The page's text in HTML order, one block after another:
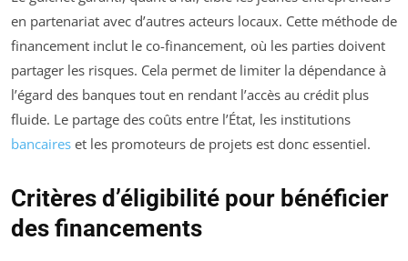
en partenariat avec d’autres acteurs locaux. Cette méthode de
financement inclut le co-financement, où les parties doivent
partager les risques. Cela permet de limiter la dépendance à
l’égard des banques tout en rendant l’accès au crédit plus
fluide. Le partage des coûts entre l’État, les institutions
bancaires et les promoteurs de projets est donc essentiel.
Critères d’éligibilité pour bénéficier
des financements